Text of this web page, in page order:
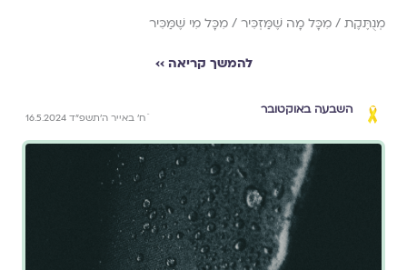
מְנֻתֶּקֶת / מִכָּל מָה שֶׁמַּזְכִּיר / מִכָּל מִי שֶׁמַּכִּיר
להמשך קריאה ››
השבעה באוקטובר
ֿח׳ באייר ה׳תשפ״ד 16.5.2024